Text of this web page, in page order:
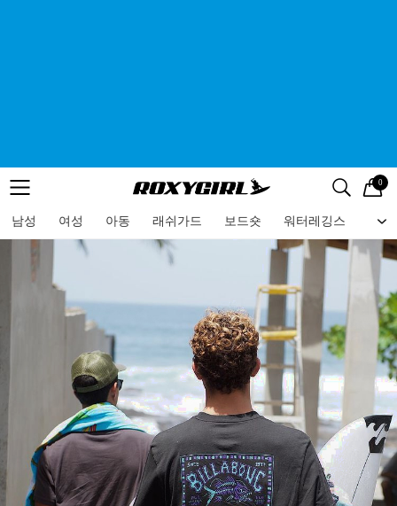
메뉴 검색
로고 0
남성 여성 아동 래쉬가드 보드숏 워터레깅스 비
메뉴